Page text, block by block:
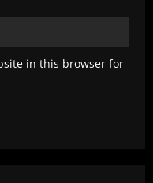
in this browser for